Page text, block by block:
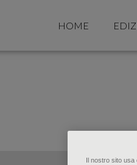
HOME
Il nostro sito